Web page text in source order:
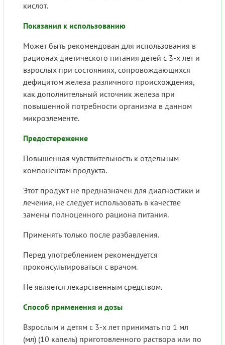
кислот.
Показания к использованию
Может быть рекомендован для использования в
рационах диетического питания детей с 3-х лет и
взрослых при состояниях, сопровождающихся
дефицитом железа различного происхождения,
как дополнительный источник железа при
повышенной потребности организма в данном
микроэлементе.
Предостережение
Повышенная чувствительность к отдельным
компонентам продукта.
Этот продукт не предназначен для диагностики и
лечения, не следует использовать в качестве
замены полноценного рациона питания.
Применять только после разбавления.
Перед употреблением рекомендуется
проконсультироваться с врачом.
Не является лекарственным средством.
Способ применения и дозы
Взрослым и детям с 3-х лет принимать по 1 мл
(мл) (10 капель) приготовленного раствора или по